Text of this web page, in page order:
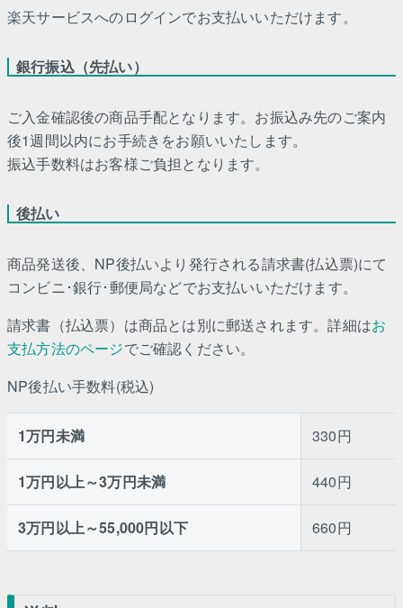
楽天サービスへのログインでお支払いいただけます。
銀行振込（先払い）
ご入金確認後の商品手配となります。お振込み先のご案内
後1週間以内にお手続きをお願いいたします。
振込手数料はお客様ご負担となります。
後払い
商品発送後、NP後払いより発行される請求書(払込票)にて
コンビニ･銀行･郵便局などでお支払いいただけます。
請求書（払込票）は商品とは別に郵送されます。詳細はお
支払方法のページでご確認ください。
NP後払い手数料(税込)
1万円未満 330円
1万円以上～3万円未満 440円
3万円以上～55,000円以下 660円